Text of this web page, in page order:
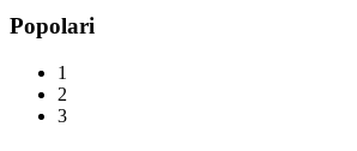
Popolari
1
2
3